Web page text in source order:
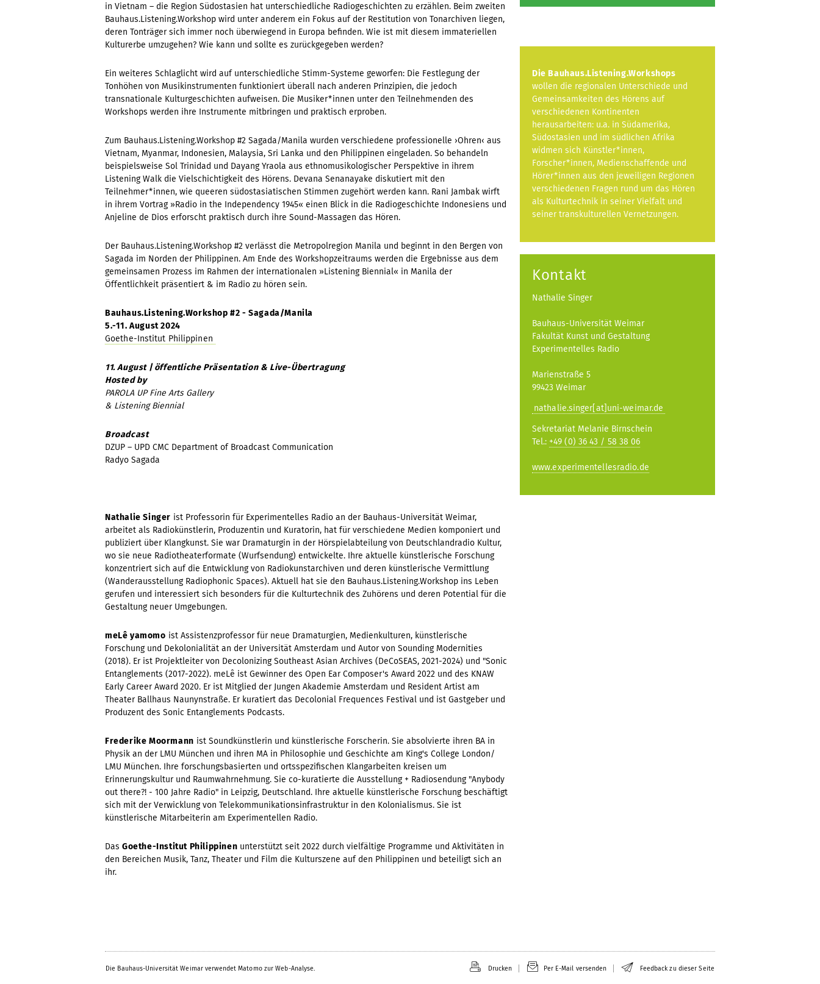
in Vietnam – die Region Südostasien hat unterschiedliche Radiogeschichten zu erzählen. Beim zweiten
Bauhaus.Listening.Workshop wird unter anderem ein Fokus auf der Restitution von Tonarchiven liegen,
deren Tonträger sich immer noch überwiegend in Europa befinden. Wie ist mit diesem immateriellen
Kulturerbe umzugehen? Wie kann und sollte es zurückgegeben werden?
Ein weiteres Schlaglicht wird auf unterschiedliche Stimm-Systeme geworfen: Die Festlegung der
Tonhöhen von Musikinstrumenten funktioniert überall nach anderen Prinzipien, die jedoch
transnationale Kulturgeschichten aufweisen. Die Musiker*innen unter den Teilnehmenden des
Workshops werden ihre Instrumente mitbringen und praktisch erproben.
Zum Bauhaus.Listening.Workshop #2 Sagada/Manila wurden verschiedene professionelle ›Ohren‹ aus
Vietnam, Myanmar, Indonesien, Malaysia, Sri Lanka und den Philippinen eingeladen. So behandeln
beispielsweise Sol Trinidad und Dayang Yraola aus ethnomusikologischer Perspektive in ihrem
Listening Walk die Vielschichtigkeit des Hörens. Devana Senanayake diskutiert mit den
Teilnehmer*innen, wie queeren südostasiatischen Stimmen zugehört werden kann. Rani Jambak wirft
in ihrem Vortrag »Radio in the Independency 1945« einen Blick in die Radiogeschichte Indonesiens und
Anjeline de Dios erforscht praktisch durch ihre Sound-Massagen das Hören.
Der Bauhaus.Listening.Workshop #2 verlässt die Metropolregion Manila und beginnt in den Bergen von
Sagada im Norden der Philippinen. Am Ende des Workshopzeitraums werden die Ergebnisse aus dem
gemeinsamen Prozess im Rahmen der internationalen »Listening Biennial« in Manila der
Öffentlichkeit präsentiert & im Radio zu hören sein.
Bauhaus.Listening.Workshop #2 - Sagada/Manila
5.-11.August 2024
Goethe-Institut Philippinen
11. August | öffentliche Präsentation & Live-Übertragung
Hosted by
PAROLA UP Fine Arts Gallery
& Listening Biennial
Broadcast
DZUP – UPD CMC Department of Broadcast Communication
Radyo Sagada
Nathalie Singer ist Professorin für Experimentelles Radio an der Bauhaus-Universität Weimar,
arbeitet als Radiokünstlerin, Produzentin und Kuratorin, hat für verschiedene Medien komponiert und
publiziert über Klangkunst. Sie war Dramaturgin in der Hörspielabteilung von Deutschlandradio Kultur,
wo sie neue Radiotheaterformate (Wurfsendung) entwickelte. Ihre aktuelle künstlerische Forschung
konzentriert sich auf die Entwicklung von Radiokunstarchiven und deren künstlerische Vermittlung
(Wanderausstellung Radiophonic Spaces). Aktuell hat sie den Bauhaus.Listening.Workshop ins Leben
gerufen und interessiert sich besonders für die Kulturtechnik des Zuhörens und deren Potential für die
Gestaltung neuer Umgebungen.
meLê yamomo ist Assistenzprofessor für neue Dramaturgien, Medienkulturen, künstlerische
Forschung und Dekolonialität an der Universität Amsterdam und Autor von Sounding Modernities
(2018). Er ist Projektleiter von Decolonizing Southeast Asian Archives (DeCoSEAS, 2021-2024) und "Sonic
Entanglements (2017-2022). meLê ist Gewinner des Open Ear Composer's Award 2022 und des KNAW
Early Career Award 2020. Er ist Mitglied der Jungen Akademie Amsterdam und Resident Artist am
Theater Ballhaus Naunynstraße. Er kuratiert das Decolonial Frequences Festival und ist Gastgeber und
Produzent des Sonic Entanglements Podcasts.
Frederike Moormann ist Soundkünstlerin und künstlerische Forscherin. Sie absolvierte ihren BA in
Physik an der LMU München und ihren MA in Philosophie und Geschichte am King's College London/
LMU München. Ihre forschungsbasierten und ortsspezifischen Klangarbeiten kreisen um
Erinnerungskultur und Raumwahrnehmung. Sie co-kuratierte die Ausstellung + Radiosendung "Anybody
out there?! - 100 Jahre Radio" in Leipzig, Deutschland. Ihre aktuelle künstlerische Forschung beschäftigt
sich mit der Verwicklung von Telekommunikationsinfrastruktur in den Kolonialismus. Sie ist
künstlerische Mitarbeiterin am Experimentellen Radio.
Das Goethe-Institut Philippinen unterstützt seit 2022 durch vielfältige Programme und Aktivitäten in
den Bereichen Musik, Tanz, Theater und Film die Kulturszene auf den Philippinen und beteiligt sich an
ihr.
Die Bauhaus.Listening.Workshops
wollen die regionalen Unterschiede und
Gemeinsamkeiten des Hörens auf
verschiedenen Kontinenten
herausarbeiten: u.a. in Südamerika,
Südostasien und im südlichen Afrika
widmen sich Künstler*innen,
Forscher*innen, Medienschaffende und
Hörer*innen aus den jeweiligen Regionen
verschiedenen Fragen rund um das Hören
als Kulturtechnik in seiner Vielfalt und
seiner transkulturellen Vernetzungen.
Kontakt
Nathalie Singer
Bauhaus-Universität Weimar
Fakultät Kunst und Gestaltung
Experimentelles Radio
Marienstraße 5
99423 Weimar
nathalie.singer[at]uni-weimar.de
Sekretariat Melanie Birnschein
Tel.: +49 (0) 36 43 / 58 38 06
www.experimentellesradio.de
Die Bauhaus-Universität Weimar verwendet Matomo zur Web-Analyse. Drucken Per E-Mail versenden Feedback zu dieser Seite